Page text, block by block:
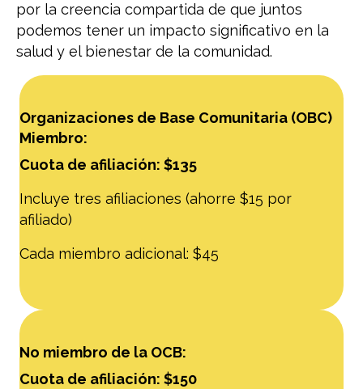
por la creencia compartida de que juntos
podemos tener un impacto significativo en la
salud y el bienestar de la comunidad.
Organizaciones de Base Comunitaria (OBC)
Miembro:
Cuota de afiliación: $135
Incluye tres afiliaciones (ahorre $15 por
afiliado)
Cada miembro adicional: $45
No miembro de la OCB:
Cuota de afiliación: $150